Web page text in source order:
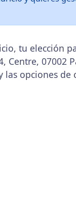
tu elección
Centre, 07002
las opciones de